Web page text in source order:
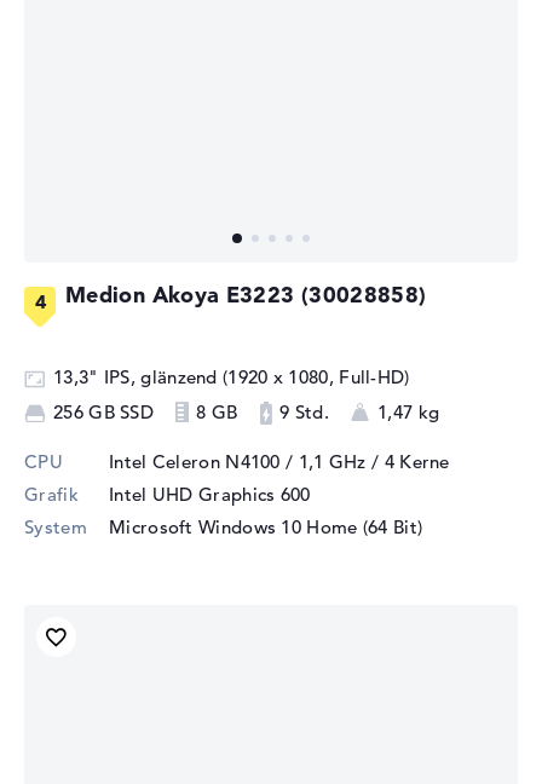
Medion Akoya E3223 (30028858)
13,3" IPS, glänzend (1920 x 1080, Full-HD)
256 GB SSD
8 GB 9 Std. 1,47 kg
CPU Intel Celeron N4100 / 1,1 GHz / 4 Kerne
Grafik
Intel UHD Graphics 600
System
Microsoft Windows 10 Home (64 Bit)